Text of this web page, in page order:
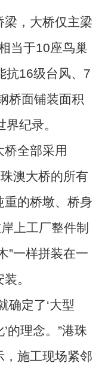
，大桥仅主梁
当于10座鸟巢
抗16级台风、7
桥面铺装面积
纪录。
全部采用
澳大桥的所有
重的桥墩、桥身
上工厂整件制
”一样拼装在一
。
定了‘大型
的理念。”港珠
，施工现场紧邻